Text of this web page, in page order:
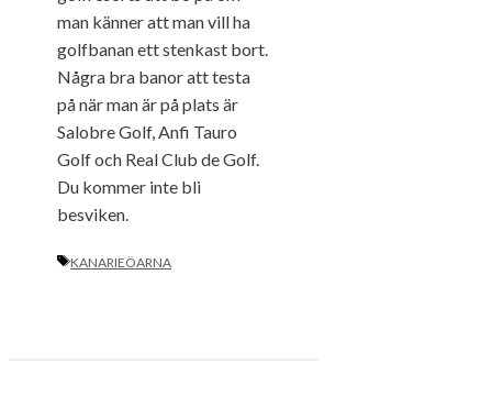
man känner att man vill ha
golfbanan ett stenkast bort.
Några bra banor att testa
på när man är på plats är
Salobre Golf, Anfi Tauro
Golf och Real Club de Golf.
Du kommer inte bli
besviken.
ETIKETTER
KANARIEÖARNA